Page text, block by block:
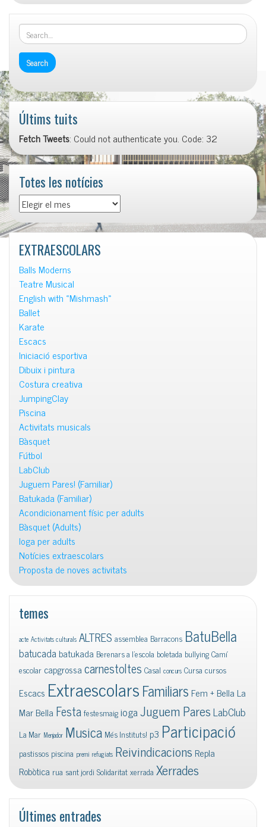
Últims tuits
Fetch Tweets: Could not authenticate you. Code: 32
Totes les notícies
Totes
les
notícies
EXTRAESCOLARS
Balls Moderns
Teatre Musical
English with «Mishmash»
Ballet
Karate
Escacs
Iniciació esportiva
Dibuix i pintura
Costura creativa
JumpingClay
Piscina
Activitats musicals
Bàsquet
Fútbol
LabClub
Juguem Pares! (Familiar)
Batukada (Familiar)
Acondicionament físic per adults
Bàsquet (Adults)
Ioga per adults
Notícies extraescolars
Proposta de noves activitats
temes
acte Activitats culturals ALTRES assemblea Barracons BatuBella
batucadabatukada Berenars a l'escola boletada bullyingCamí
escolar capgrossacarnestoltes Casal concurs Cursa cursos
Escacs ExtraescolarsFamiliars Fem + Bella La
Mar Bella FestafestesmaigiogaJuguem ParesLabClub
La Mar Menjador Musica Més Instituts! p3 Participació
pastissos piscina premi refugiats Reivindicacions Repla
Robòtica rua sant jordi Solidaritatxerrada Xerrades
Últimes entrades